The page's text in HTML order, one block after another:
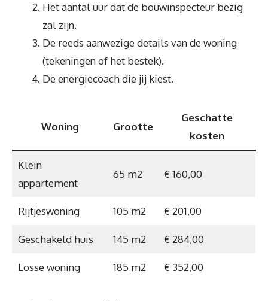
Het aantal uur dat de bouwinspecteur bezig
zal zijn.
De reeds aanwezige details van de woning
(tekeningen of het bestek).
De energiecoach die jij kiest.
Woning Grootte
Geschatte
kosten
Klein
appartement
65 m2 € 160,00
Rijtjeswoning 105 m2 € 201,00
Geschakeld huis 145 m2 € 284,00
Losse woning 185 m2 € 352,00